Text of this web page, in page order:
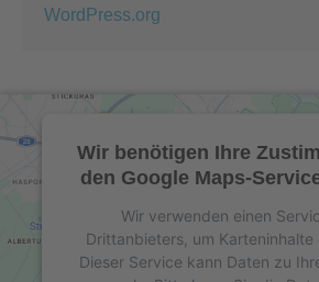
WordPress.org
Wir benötigen Ihre
den Google Maps-
Wir verwenden einen
Drittanbieters, um Karteninhalte
Dieser Service kann Daten zu